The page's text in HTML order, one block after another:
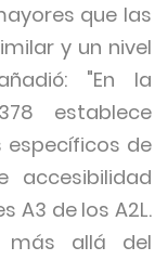
que las
y un nivel
"En la
establece
de
accesibilidad
A3 de los A2L.
más allá del